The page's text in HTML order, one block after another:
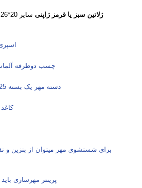
ژلاتین سبز یا قرمز ژاپنی
اسپری
چسب دوطرفه آلمانی یک
دسته مهر یک بسته 25 عددی سایزهای متفاوت
کاغذ
برای شستشوی مهر میتوان از بنزین و
پرینتر مهرسازی